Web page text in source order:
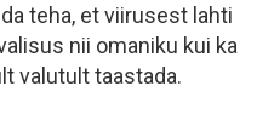
teha, et viirusest lahti
nii omaniku kui ka
valutult taastada.